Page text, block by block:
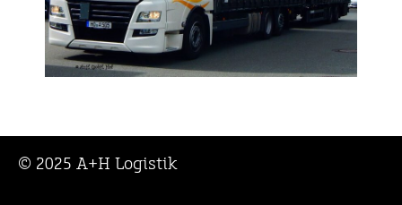
© 2025 A+H Logistik